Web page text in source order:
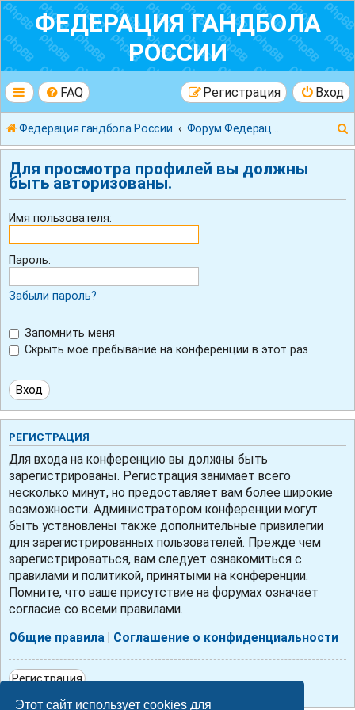
Этот сайт использует cookies для
ФЕДЕРАЦИЯ ГАНДБОЛА
РОССИИ
FAQ Вход
Регистрация
Федерация гандбола России
Для просмотра профилей вы должны
быть авторизованы.
Имя пользователя:
Пароль:
Забыли пароль?
Запомнить меня
Скрыть моё пребывание на конференции в этот раз
РЕГИСТРАЦИЯ
Для входа на конференцию вы должны быть
зарегистрированы. Регистрация занимает всего
несколько минут, но предоставляет вам более широкие
возможности. Администратором конференции могут
быть установлены также дополнительные привилегии
для зарегистрированных пользователей. Прежде чем
зарегистрироваться, вам следует ознакомиться с
правилами и политикой, принятыми на конференции.
Помните, что ваше присутствие на форумах означает
согласие со всеми правилами.
Общие правила Соглашение о конфиденциальности
Регистрация